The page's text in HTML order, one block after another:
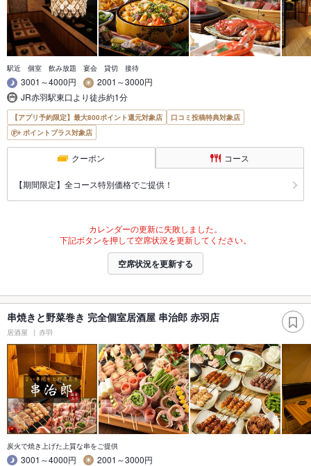
駅近 個室 飲み放題 宴会 貸切 接待
3001～4000円
2001～3000円
JR赤羽駅東口より徒歩約1分
【アプリ予約限定】最大800ポイント還元対象店
口コミ投稿特典対象店
ポイントプラス対象店
クーポン コース
【期間限定】全コース特別価格でご提供！
カレンダーの更新に失敗しました。
下記ボタンを押して空席状況を更新してください。
空席状況を更新する
串焼きと野菜巻き 完全個室居酒屋 串治郎 赤羽店
居酒屋 赤羽
炭火で焼き上げた上質な串をご提供
3001～4000円
2001～3000円